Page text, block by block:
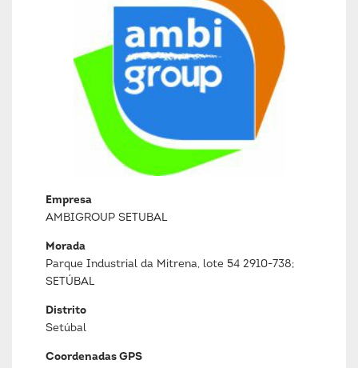
Empresa
AMBIGROUP SETUBAL
Morada
Parque Industrial da Mitrena, lote 54 2910-738;
SETÚBAL
Distrito
Setúbal
Coordenadas GPS